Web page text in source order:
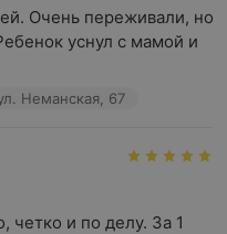
Очень переживали, но
уснул с мамой и
Неманская, 67
четко и по делу. За 1